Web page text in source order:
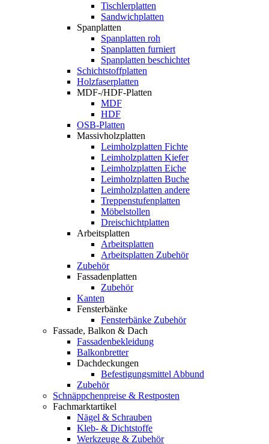
Tischlerplatten
Sandwichplatten
Spanplatten
Spanplatten roh
Spanplatten furniert
Spanplatten beschichtet
Schichtstoffplatten
Holzfaserplatten
MDF-/HDF-Platten
MDF
HDF
OSB-Platten
Massivholzplatten
Leimholzplatten Fichte
Leimholzplatten Kiefer
Leimholzplatten Eiche
Leimholzplatten Buche
Leimholzplatten andere
Treppenstufenplatten
Möbelstollen
Dreischichtplatten
Arbeitsplatten
Arbeitsplatten
Arbeitsplatten Zubehör
Zubehör
Fassadenplatten
Zubehör
Kanten
Fensterbänke
Fensterbänke Zubehör
Fassade, Balkon & Dach
Fassadenbekleidung
Balkonbretter
Dachdeckungen
Befestigungsmittel Abbund
Zubehör
Schnäppchenpreise & Restposten
Fachmarktartikel
Nägel & Schrauben
Kleb- & Dichtstoffe
Werkzeuge & Zubehör